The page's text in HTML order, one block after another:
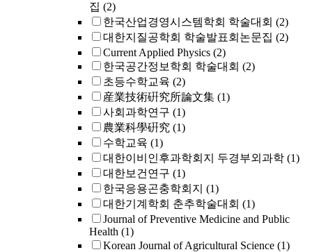
집 (2)
한국산업경영시스템학회 학술대회 (2)
대한지질공학회 학술발표회논문집 (2)
Current Applied Physics (2)
한국공간정보학회 학술대회 (2)
초등수학교육 (2)
産業技術硏究所論文集 (1)
사회과학연구 (1)
農業科學硏究 (1)
수학교육 (1)
대한이비인후과학회지 두경부외과학 (1)
대한보건연구 (1)
한국응용곤충학회지 (1)
대한기계학회 춘추학술대회 (1)
Journal of Preventive Medicine and Public
Health (1)
Korean Journal of Agricultural Science (1)